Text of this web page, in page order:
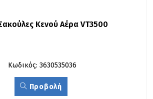
Κενού Αέρα VT3500
Κωδικός: 3630535036
Προβολή